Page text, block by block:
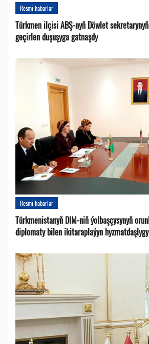
Resmi habarlar
Türkmen ilçisi ABŞ-nyň Döwlet
geçirlen duşuşyga gatnaşdy
Resmi habarlar
Türkmenistanyň DIM-niň ýolbaşçysynyň
diplomaty bilen ikitaraplaýyn